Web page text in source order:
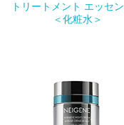
トリートメント エッセ
＜化粧水＞